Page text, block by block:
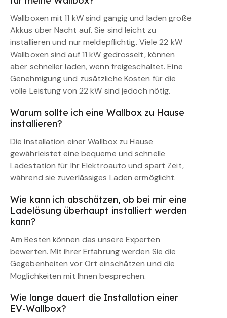
Wallboxen mit 11 kW sind gängig und laden große
Akkus über Nacht auf. Sie sind leicht zu
installieren und nur meldepflichtig. Viele 22 kW
Wallboxen sind auf 11 kW gedrosselt, können
aber schneller laden, wenn freigeschaltet. Eine
Genehmigung und zusätzliche Kosten für die
volle Leistung von 22 kW sind jedoch nötig.
Warum sollte ich eine Wallbox zu Hause
installieren?
Die Installation einer Wallbox zu Hause
gewährleistet eine bequeme und schnelle
Ladestation für Ihr Elektroauto und spart Zeit,
während sie zuverlässiges Laden ermöglicht.
Wie kann ich abschätzen, ob bei mir eine
Ladelösung überhaupt installiert werden
kann?
Am Besten können das unsere Experten
bewerten. Mit ihrer Erfahrung werden Sie die
Gegebenheiten vor Ort einschätzen und die
Möglichkeiten mit Ihnen besprechen.
Wie lange dauert die Installation einer
EV-Wallbox?